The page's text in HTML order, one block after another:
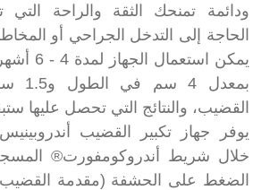
ودائمة تمنحك الثقة والراحة التي
الحاجة إلى التدخل الجراحي أو
يمكن
القضيب، والنتائج التي تحصل عليها
يوفر جهاز تكبير القضيب
خلال شريط أندروكومفورت®
الضغط على الحشفة (مقدمة